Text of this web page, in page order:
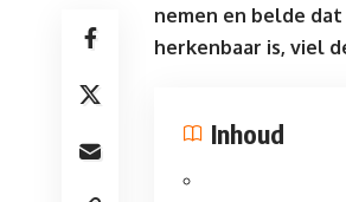
nemen en belde
herkenbaar is, viel
Inhoud